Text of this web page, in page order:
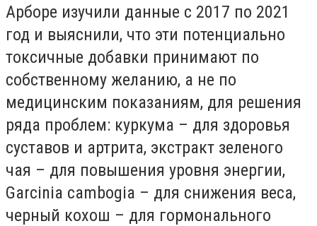
Арборе изучили данные с 2017 по 2021
год и выяснили, что эти потенциально
токсичные добавки принимают по
собственному желанию, а не по
медицинским показаниям, для решения
ряда проблем: куркума – для здоровья
суставов и артрита, экстракт зеленого
чая – для повышения уровня энергии,
Garcinia cambogia – для снижения веса,
черный кохош – для гормонального